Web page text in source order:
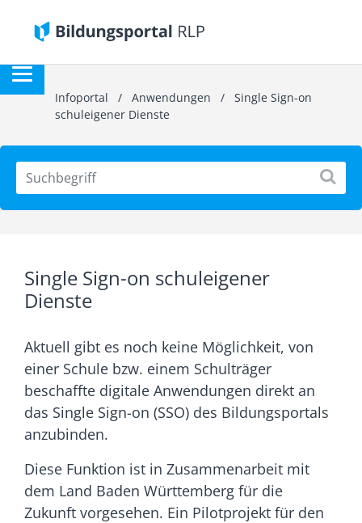
Infoportal / Anwendungen / Single Sign-on
schuleigener Dienste
Single Sign-on schuleigener
Dienste
Aktuell gibt es noch keine Möglichkeit, von
einer Schule bzw. einem Schulträger
beschaffte digitale Anwendungen direkt an
das Single Sign-on (SSO) des Bildungsportals
anzubinden.
Diese Funktion ist in Zusammenarbeit mit
dem Land Baden Württemberg für die
Zukunft vorgesehen. Ein Pilotprojekt für den